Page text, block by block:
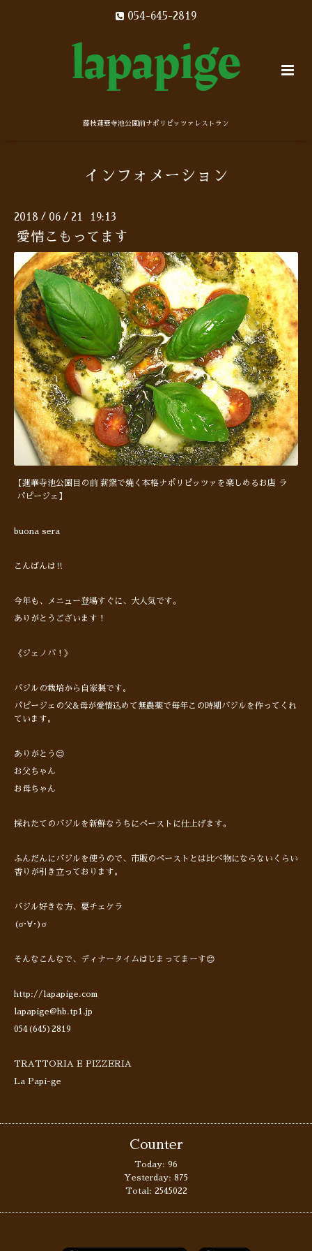
054-645-2819
藤枝蓮華寺池公園前ナポリピッツァレストラン
インフォメーション
2018 / 06 / 21 19:13
愛情こもってます
【蓮華寺池公園目の前 薪窯で焼く本格ナポリピッツァを楽しめるお店 ラ
パピージェ】
buona sera
こんばんは‼︎
今年も、メニュー登場すぐに、大人気です。
ありがとうございます！
《ジェノバ！》
バジルの栽培から自家製です。
パピージェの父&母が愛情込めて無農薬で毎年この時期バジルを作ってくれ
ています。
ありがとう😊
お父ちゃん
お母ちゃん
採れたてのバジルを新鮮なうちにペーストに仕上げます。
ふんだんにバジルを使うので、市販のペーストとは比べ物にならないくらい
香りが引き立っております。
バジル好きな方、要チェケラ
(σ･∀･)σ
そんなこんなで、ディナータイムはじまってまーす😊
http://lapapige.com
lapapige@hb.tp1.jp
054(645)2819
TRATTORIA E PIZZERIA
La Papi-ge
Counter
Today: 96
Yesterday: 875
Total: 2545022